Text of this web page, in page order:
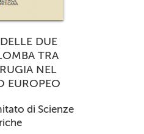
DUE
TRA
NEL
EUROPEO
di Scienze